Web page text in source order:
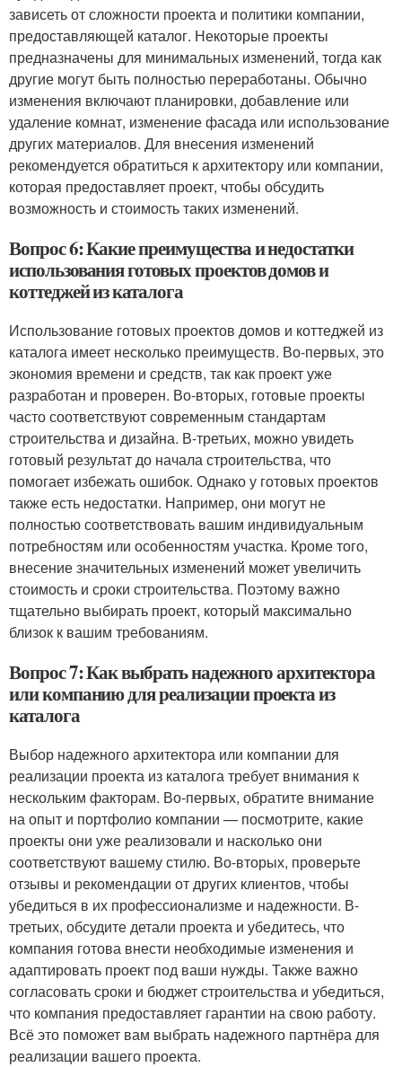
зависеть от сложности проекта и политики компании,
предоставляющей каталог. Некоторые проекты
предназначены для минимальных изменений, тогда как
другие могут быть полностью переработаны. Обычно
изменения включают планировки, добавление или
удаление комнат, изменение фасада или использование
других материалов. Для внесения изменений
рекомендуется обратиться к архитектору или компании,
которая предоставляет проект, чтобы обсудить
возможность и стоимость таких изменений.
Вопрос 6: Какие преимущества и недостатки
использования готовых проектов домов и
коттеджей из каталога
Использование готовых проектов домов и коттеджей из
каталога имеет несколько преимуществ. Во-первых, это
экономия времени и средств, так как проект уже
разработан и проверен. Во-вторых, готовые проекты
часто соответствуют современным стандартам
строительства и дизайна. В-третьих, можно увидеть
готовый результат до начала строительства, что
помогает избежать ошибок. Однако у готовых проектов
также есть недостатки. Например, они могут не
полностью соответствовать вашим индивидуальным
потребностям или особенностям участка. Кроме того,
внесение значительных изменений может увеличить
стоимость и сроки строительства. Поэтому важно
тщательно выбирать проект, который максимально
близок к вашим требованиям.
Вопрос 7: Как выбрать надежного архитектора
или компанию для реализации проекта из
каталога
Выбор надежного архитектора или компании для
реализации проекта из каталога требует внимания к
нескольким факторам. Во-первых, обратите внимание
на опыт и портфолио компании — посмотрите, какие
проекты они уже реализовали и насколько они
соответствуют вашему стилю. Во-вторых, проверьте
отзывы и рекомендации от других клиентов, чтобы
убедиться в их профессионализме и надежности. В-
третьих, обсудите детали проекта и убедитесь, что
компания готова внести необходимые изменения и
адаптировать проект под ваши нужды. Также важно
согласовать сроки и бюджет строительства и убедиться,
что компания предоставляет гарантии на свою работу.
Всё это поможет вам выбрать надежного партнёра для
реализации вашего проекта.